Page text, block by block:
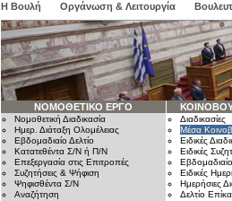
Η Βουλή Οργάνωση & Λειτουργία
ΝΟΜΟΘΕΤΙΚΟ ΕΡΓΟ
Νομοθετική Διαδικασία
Ημερ. Διάταξη Ολομέλειας
Εβδομαδιαίο Δελτίο
Κατατεθέντα Σ/Ν ή Π/Ν
Επεξεργασία στις Επιτροπές
Συζητήσεις & Ψήφιση
Ψηφισθέντα Σ/Ν
Αναζήτηση
Διαδικασίες
Μέσα
Ειδικές
Ειδικές
Εβδομαδιαίο
Ειδικές
Ημερήσιες
Δελτίο